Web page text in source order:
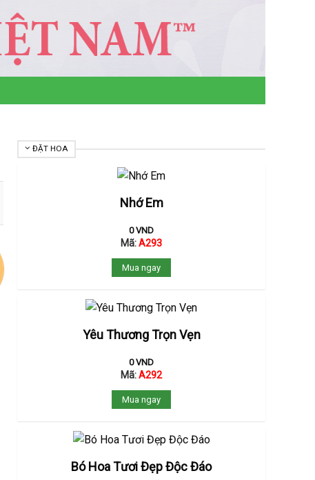
ĐẶT HOA
Nhớ Em
0VND
Mã:A293
Mua ngay
Yêu Thương Trọn Vẹn
0VND
Mã:A292
Mua ngay
Bó Hoa Tươi Đẹp Độc Đáo